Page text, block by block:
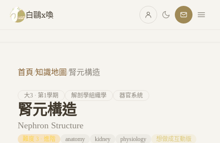
跳至主要內容
白鷗x喚
首頁/知識地圖/腎元構造
大3 · 第1學期 解剖學組織學 器官系統
腎元構造
Nephron Structure
難度 3 · 進階 anatomy kidney physiology 想做成互動版